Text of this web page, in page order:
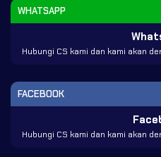
WHATSAPP
Hubungi CS kami dan kami akan
FACEBOOK
Hubungi CS kami dan kami akan